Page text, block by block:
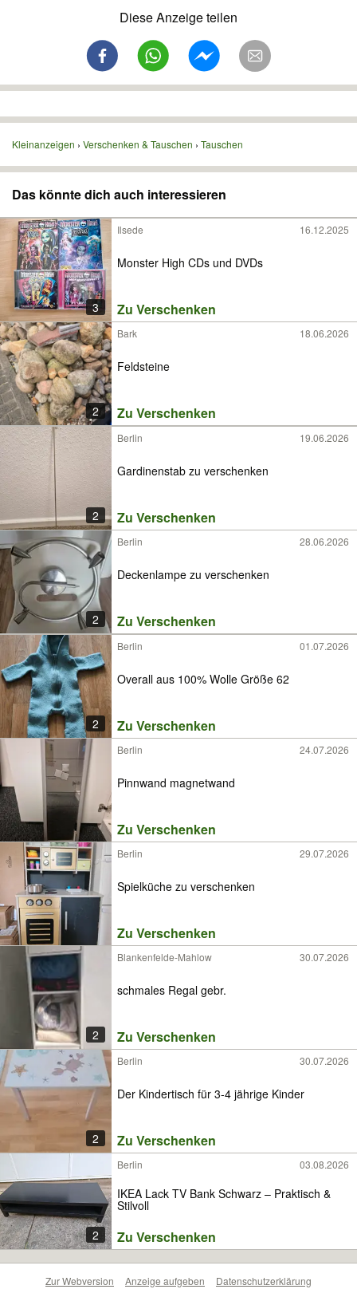
Diese Anzeige teilen
Kleinanzeigen Verschenken & Tauschen Tauschen
Das könnte dich auch interessieren
3
Ilsede 16.12.2025
Monster High CDs und DVDs
Zu Verschenken
2
Bark 18.06.2026
Feldsteine
Zu Verschenken
2
Berlin 19.06.2026
Gardinenstab zu verschenken
Zu Verschenken
2
Berlin 28.06.2026
Deckenlampe zu verschenken
Zu Verschenken
2
Berlin 01.07.2026
Overall aus 100% Wolle Größe 62
Zu Verschenken
Berlin 24.07.2026
Pinnwand magnetwand
Zu Verschenken
Berlin 29.07.2026
Spielküche zu verschenken
Zu Verschenken
2
Blankenfelde-Mahlow 30.07.2026
schmales Regal gebr.
Zu Verschenken
2
Berlin 30.07.2026
Der Kindertisch für 3-4 jährige Kinder
Zu Verschenken
2
Berlin 03.08.2026
IKEA Lack TV Bank Schwarz – Praktisch &
Stilvoll
Zu Verschenken
Zur Webversion Anzeige aufgeben Datenschutzerklärung